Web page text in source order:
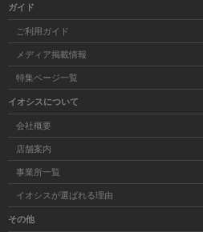
ガイド
ご利用ガイド
メディア掲載情報
特集ページ一覧
イオシスについて
会社概要
店舗案内
事業所一覧
イオシスが選ばれる理由
その他